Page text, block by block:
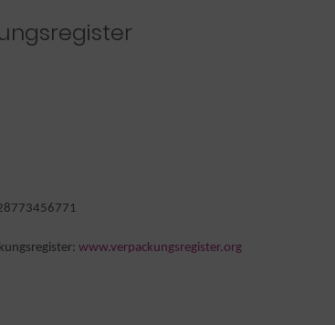
www.verpackungsregister.org